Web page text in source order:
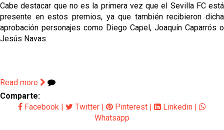
Cabe destacar que no es la primera vez que el Sevilla FC está
presente en estos premios, ya que también recibieron dicha
aprobación personajes como Diego Capel, Joaquín Caparrós o
Jesús Navas.
Read more
Comparte:
Facebook
Twitter Pinterest Linkedin
Whatsapp